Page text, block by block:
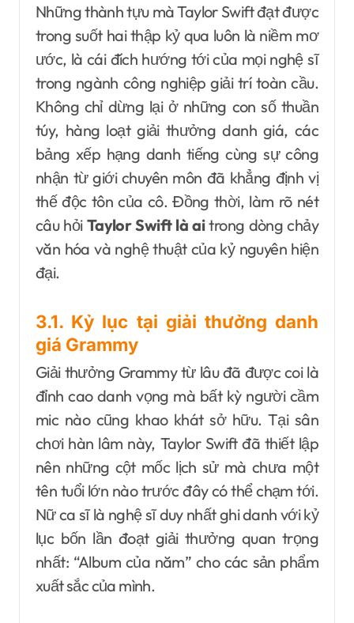
Những thành tựu mà Taylor Swift đạt được
trong suốt hai thập kỷ qua luôn là niềm mơ
ước, là cái đích hướng tới của mọi nghệ sĩ
trong ngành công nghiệp giải trí toàn cầu.
Không chỉ dừng lại ở những con số thuần
túy, hàng loạt giải thưởng danh giá, các
bảng xếp hạng danh tiếng cùng sự công
nhận từ giới chuyên môn đã khẳng định vị
thế độc tôn của cô. Đồng thời, làm rõ nét
câu hỏi Taylor Swift là aitrong dòng chảy
văn hóa và nghệ thuật của kỷ nguyên hiện
đại.
3.1. Kỷ lục tại giải thưởng danh
giá Grammy
Giải thưởng Grammy từ lâu đã được coi là
đỉnh cao danh vọng mà bất kỳ người cầm
mic nào cũng khao khát sở hữu. Tại sân
chơi hàn lâm này, Taylor Swift đã thiết lập
nên những cột mốc lịch sử mà chưa một
tên tuổi lớn nào trước đây có thể chạm tới.
Nữ ca sĩ là nghệ sĩ duy nhất ghi danh với kỷ
lục bốn lần đoạt giải thưởng quan trọng
nhất: “Album của năm” cho các sản phẩm
xuất sắc của mình.